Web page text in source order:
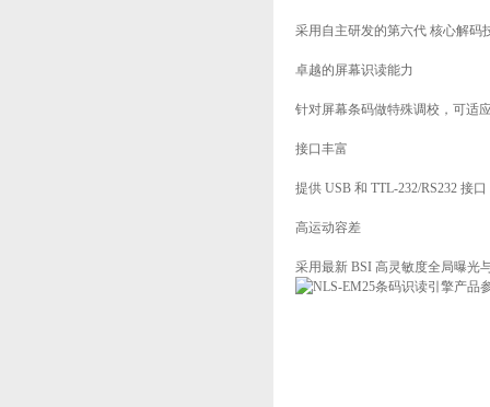
采用自主研发的第六代 核心解码
卓越的屏幕识读能力
针对屏幕条码做特殊调校，可适
接口丰富
提供 USB 和 TTL-232/RS232 接
高运动容差
采用最新 BSI 高灵敏度全局曝光